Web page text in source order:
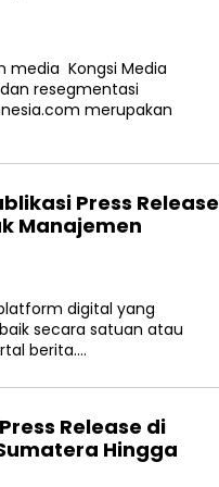
media Kongsi Media
resegmentasi
merupakan
Press Release
Manajemen
digital yang
secara satuan atau
berita….
Release di
Hingga